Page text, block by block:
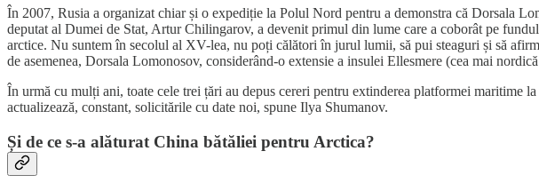
În 2007, Rusia a organizat chiar și o expediție la Polul Nord pentru a demonstra că Dorsala
deputat al Dumei de Stat, Artur Chilingarov, a devenit primul din lume care a coborât pe
arctice. Nu suntem în secolul al XV-lea, nu poți călători în jurul lumii, să pui steaguri și să
de asemenea, Dorsala Lomonosov, considerând-o extensie a insulei Ellesmere (cea mai
În urmă cu mulți ani, toate cele trei țări au depus cereri pentru extinderea platformei maritime
actualizează, constant, solicitările cu date noi, spune Ilya Shumanov.
Și de ce s-a alăturat China bătăliei pentru Arctica?